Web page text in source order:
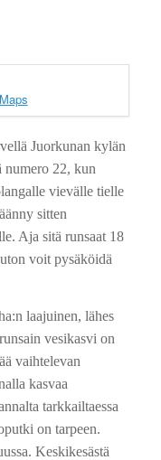
Juorkunan kylän
numero 22, kun
vievälle tielle
sitten
Aja sitä runsaat 18
voit pysäköidä
laajuinen, lähes
vesikasvi on
vaihtelevan
kasvaa
tarkkailtaessa
on tarpeen.
Keskikesästä